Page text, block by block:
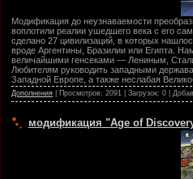
Модификация до неузнаваемости
воплотили реалии ушедшего века с его
сделано 27 цивилизаций, в которых
вроде Аргентины, Бразилии или Египта.
величайшими генсеками — Лениным,
Любителям руководить западными
Западной Европе, а также неслабая
Дополнения | Просмотров: 2091 | Загрузок: 0 |
модификация "Age of